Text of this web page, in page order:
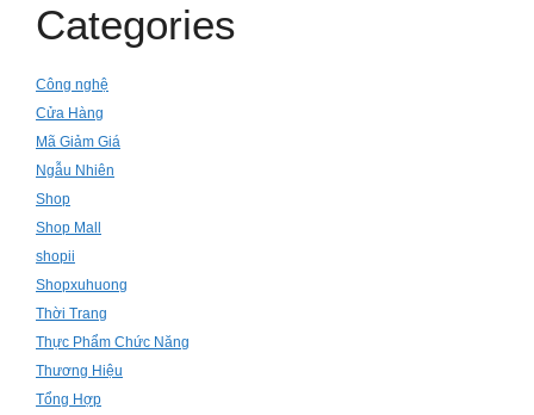
Categories
Công nghệ
Cửa Hàng
Mã Giảm Giá
Ngẫu Nhiên
Shop
Shop Mall
shopii
Shopxuhuong
Thời Trang
Thực Phẩm Chức Năng
Thương Hiệu
Tổng Hợp